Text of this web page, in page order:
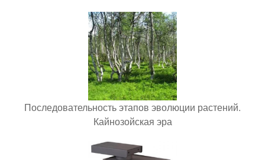
Последовательность этапов эволюции растений.
Кайнозойская эра